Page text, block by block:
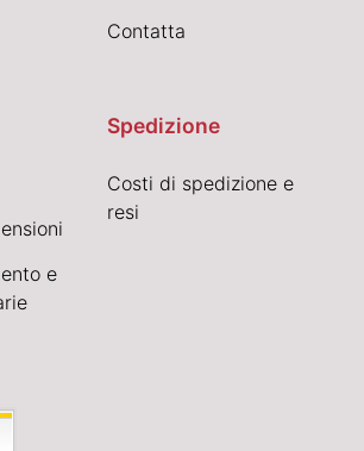
Contatta
e
Spedizione
Costi di spedizione e
resi